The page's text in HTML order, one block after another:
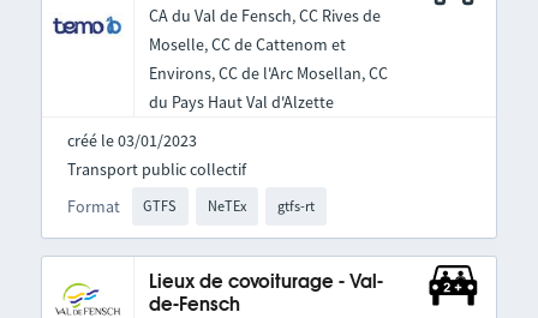
CA du Val de Fensch, CC Rives de
Moselle, CC de Cattenom et
Environs, CC de l'Arc Mosellan, CC
du Pays Haut Val d'Alzette
créé le 03/01/2023
Format GTFS NeTEx gtfs-rt
Transport public collectif
Lieux de covoiturage - Val-
de-Fensch